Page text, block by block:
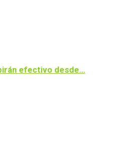
efectivo desde…